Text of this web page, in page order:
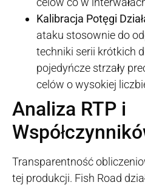
Kalibracja Potęgi
ataku stosownie do
techniki serii krótkich
pojedyńcze strzały
celów o wysokiej
Analiza RTP i
Transparentność
tej produkcji. Fish Road